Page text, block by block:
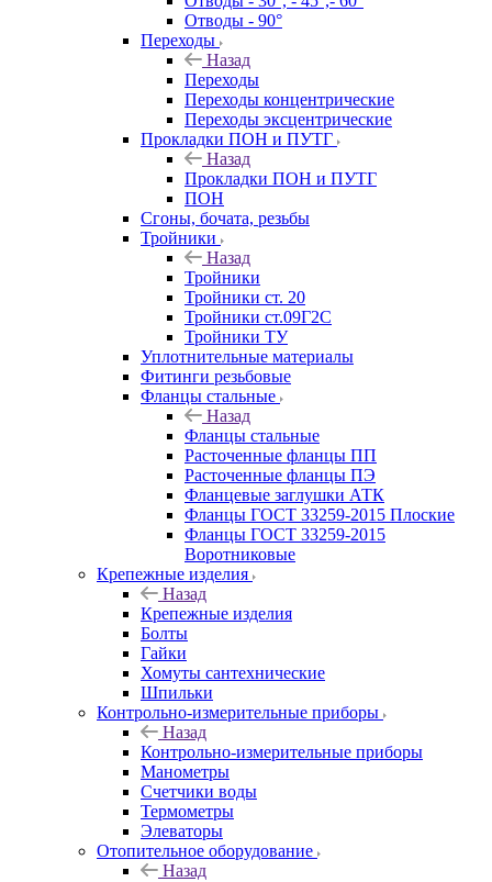
Отводы - 90°
Переходы
Назад
Переходы
Переходы концентрические
Переходы эксцентрические
Прокладки ПОН и ПУТГ
Назад
Прокладки ПОН и ПУТГ
ПОН
Сгоны, бочата, резьбы
Тройники
Назад
Тройники
Тройники ст. 20
Тройники ст.09Г2С
Тройники ТУ
Уплотнительные материалы
Фитинги резьбовые
Фланцы стальные
Назад
Фланцы стальные
Расточенные фланцы ПП
Расточенные фланцы ПЭ
Фланцевые заглушки АТК
Фланцы ГОСТ 33259-2015 Плоские
Фланцы ГОСТ 33259-2015
Воротниковые
Крепежные изделия
Назад
Крепежные изделия
Болты
Гайки
Хомуты сантехнические
Шпильки
Контрольно-измерительные приборы
Назад
Контрольно-измерительные приборы
Манометры
Счетчики воды
Термометры
Элеваторы
Отопительное оборудование
Назад